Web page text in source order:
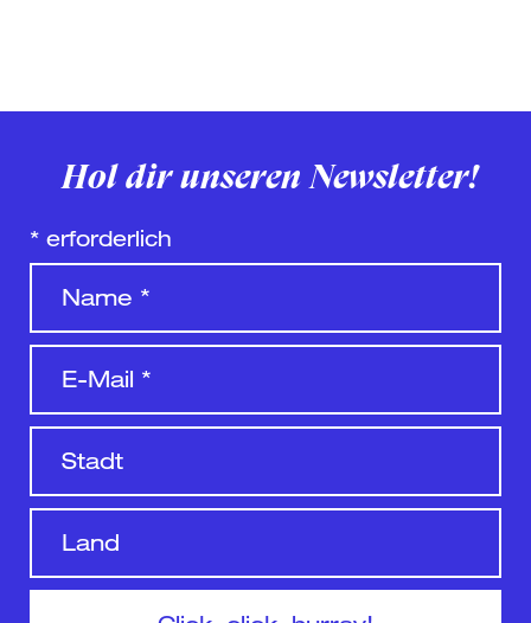
Hol dir unseren Newsletter!
* erforderlich